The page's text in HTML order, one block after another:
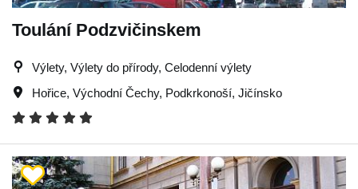
Toulání Podzvičinskem
Výlety, Výlety do přírody, Celodenní výlety
Hořice, Východní Čechy, Podkrkonoší, Jičínsko